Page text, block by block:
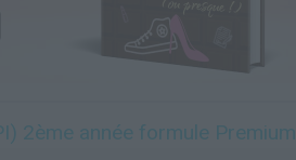
2ème année formule Premium